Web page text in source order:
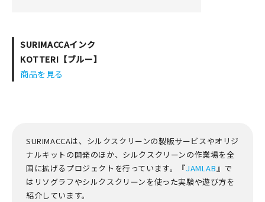
SURIMACCAインク
KOTTERI【ブルー】
商品を見る
SURIMACCAは、シルクスクリーンの製版サービスやオリジ
ナルキットの開発のほか、シルクスクリーンの作業場を全
国に拡げるプロジェクトを行っています。『JAMLAB』で
はリソグラフやシルクスクリーンを使った実験や遊び方を
紹介しています。